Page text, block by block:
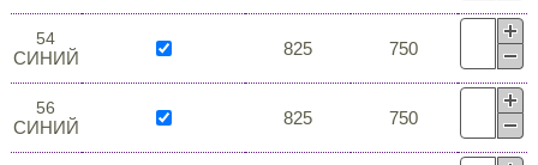
54
СИНИЙ 825 750
56
СИНИЙ 825 750